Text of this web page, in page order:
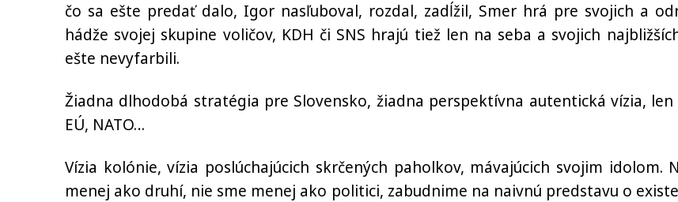
čo sa ešte predať dalo, Igor nasľuboval, rozdal, zadĺžil, Smer hrá pre svojich a
hádže svojej skupine voličov, KDH či SNS hrajú tiež len na seba a svojich
ešte nevyfarbili.
Žiadna dlhodobá stratégia pre Slovensko, žiadna perspektívna autentická vízia,
EÚ, NATO…
Vízia kolónie, vízia poslúchajúcich skrčených paholkov, mávajúcich svojim idolom.
menej ako druhí, nie sme menej ako politici, zabudnime na naivnú predstavu o